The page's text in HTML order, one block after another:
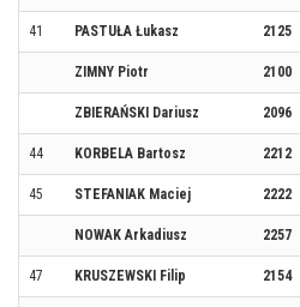
41 PASTUŁA Łukasz 2125
ZIMNY Piotr 2100
ZBIERAŃSKI Dariusz 2096
44 KORBELA Bartosz 2212
45 STEFANIAK Maciej 2222
NOWAK Arkadiusz 2257
47 KRUSZEWSKI Filip 2154